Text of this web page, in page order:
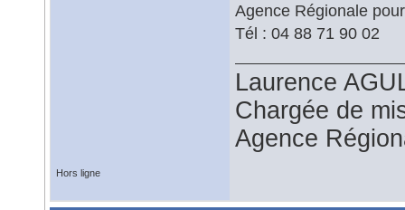
Agence Régionale
Tél : 04 88 71 90 02
Laurence
Chargée de
Agence
Hors ligne